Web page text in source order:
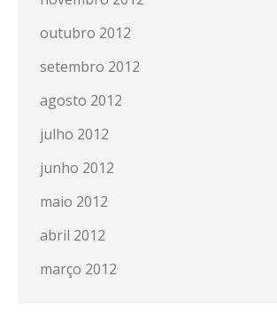
outubro 2012
setembro 2012
agosto 2012
julho 2012
junho 2012
maio 2012
abril 2012
março 2012